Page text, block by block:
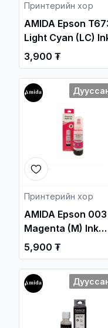
Принтерийн хор
AMIDA Epson
Light Cyan (LC)
100ml OEM /L1800,
L805, L850/ /
Принтерийн хор
3,900 ₮
Принтерийн хор
AMIDA Epson 003
Magenta (M) Ink
70ml OEM /L31xx,
L32xx/ /
Принтерийн хор
5,900 ₮